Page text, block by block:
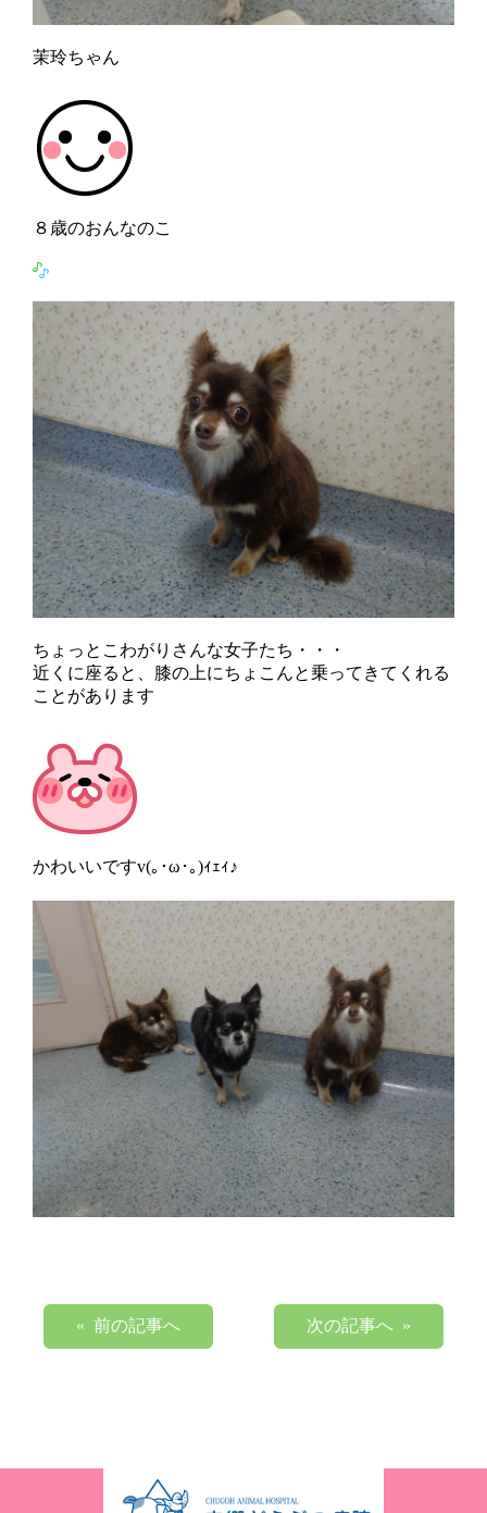
茉玲ちゃん
８歳のおんなのこ
ちょっとこわがりさんな女子たち・・・
近くに座ると、膝の上にちょこんと乗ってきてくれる
ことがあります
かわいいですv(｡･ω･｡)ｨｪｨ♪
« 前の記事へ 次の記事へ »